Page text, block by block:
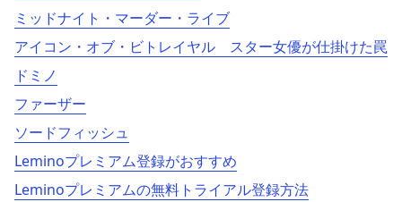
ミッドナイト・マーダー・ライブ
アイコン・オブ・ビトレイヤル スター女優が仕掛けた罠
ドミノ
ファーザー
ソードフィッシュ
Leminoプレミアム登録がおすすめ
Leminoプレミアムの無料トライアル登録方法